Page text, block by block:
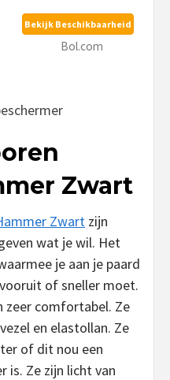
Bekijk Beschikbaarheid
Bol.com
Zwart
Zwart zijn
wat je wil. Het
je aan je paard
of sneller moet.
zeer comfortabel. Ze
en elastollan. Ze
of dit nou een
Ze zijn licht van